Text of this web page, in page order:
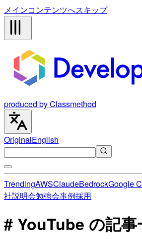
メインコンテンツへスキップ
produced by Classmethod
OriginalEnglish
TrendingAWSClaudeBedrockGoogle
社説明会勉強会事例採用
# YouTube の記事